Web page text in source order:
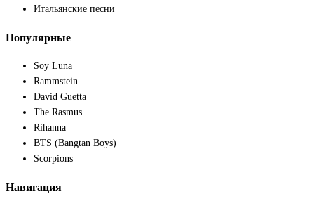
Итальянские песни
Популярные
Soy Luna
Rammstein
David Guetta
The Rasmus
Rihanna
BTS (Bangtan Boys)
Scorpions
Навигация